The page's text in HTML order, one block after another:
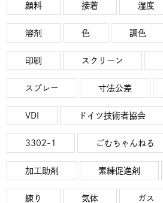
顔料 接着 湿度
溶剤 色 調色
印刷 スクリーン
スプレー 寸法公差
VDI ドイツ技術者協会
3302-1 ごむちゃんねる
加工助剤 素練促進剤
練り 気体 ガス